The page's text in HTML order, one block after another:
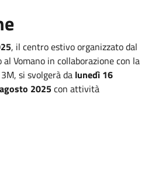
, il centro estivo organizzato dal
Vomano in collaborazione con la
si svolgerà da lunedì 16
2025con attività